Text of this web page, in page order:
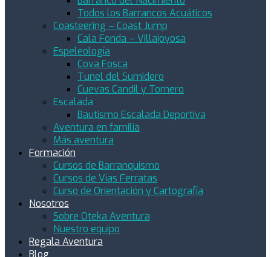
Todos los Barrancos Acuáticos
Coasteering – Coast Jump
Cala Fonda – Villajoyosa
Espeleología
Cova Fosca
Tunel del Sumidero
Cuevas Candil y Tornero
Escalada
Bautismo Escalada Deportiva
Aventura en familia
Más aventura
Formación
Cursos de Barranquismo
Cursos de Vías Ferratas
Curso de Orientación y Cartografía
Nosotros
Sobre Oteka Aventura
Nuestro equipo
Regala Aventura
Blog